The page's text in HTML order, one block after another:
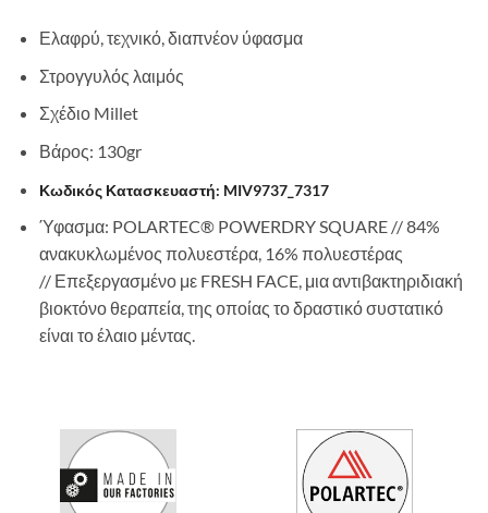
Ελαφρύ, τεχνικό, διαπνέον ύφασμα
Στρογγυλός λαιμός
Σχέδιο Millet
Βάρος: 130gr
Κωδικός Κατασκευαστή: MIV9737_7317
Ύφασμα: POLARTEC® POWERDRY SQUARE // 84%
ανακυκλωμένος πολυεστέρα, 16% πολυεστέρας
// Επεξεργασμένο με FRESH FACE, μια αντιβακτηριδιακή
βιοκτόνο θεραπεία, της οποίας το δραστικό συστατικό
είναι το έλαιο μέντας.